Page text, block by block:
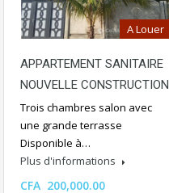
A Louer
APPARTEMENT SANITAIRE
NOUVELLE CONSTRUCTION
Trois chambres salon avec
une grande terrasse
Disponible à…
Plus d'informations
CFA 200,000.00